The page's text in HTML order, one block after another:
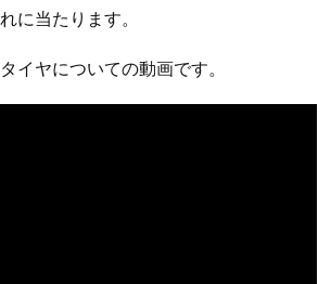
に当たります。
イヤについての動画です。